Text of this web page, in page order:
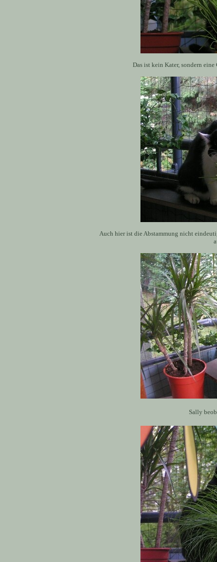
Das ist kein Kater, sondern
Auch hier ist die Abstammung nicht
Sally